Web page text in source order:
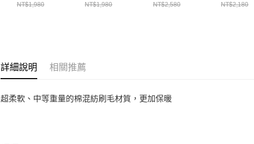
NT$1,980 NT$1,980 NT$2,580 NT$2,180
詳細說明 相關推薦
超柔軟、中等重量的棉混紡刷毛材質，更加保暖